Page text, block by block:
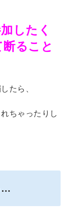
したく
ること
たら、
ちゃったりし
…